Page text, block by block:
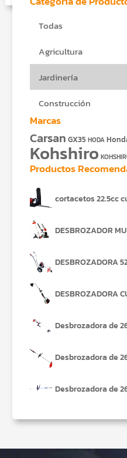
Todas
Agricultura
Jardinería
Construcción
Marcas
Carsan GX35HODA
Kohshiro
Productos
cortacetos 22.5cc
DESBROZADOR
DESBROZADORA
DESBROZADORA
Desbrozadora de
Desbrozadora de
Desbrozadora de